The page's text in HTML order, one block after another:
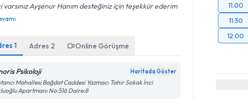
varsınız Ayşenur Hanım desteğiniz için teşekkür ederim
1 Adres 2 Online Görüşme
Psikoloji Haritada Göster
Mahallesi Bağdat Caddesi Yazmacı Tahir Sokak İnci
Apartmanı No:516 Daire:8
11:00
11:30
12:00